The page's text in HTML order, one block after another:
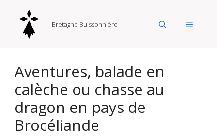
contenu
Bretagne Buissonnière Menu
Aventures, balade en
calèche ou chasse au
dragon en pays de
Brocéliande